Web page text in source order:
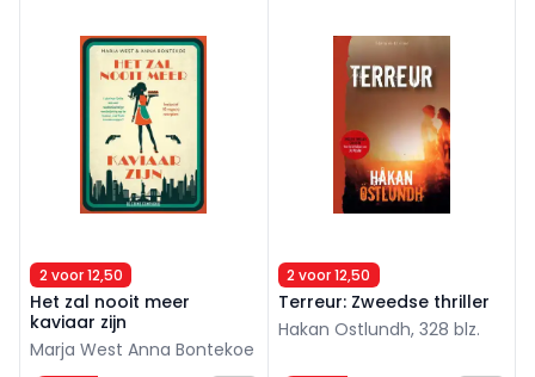
2 voor 12,50
Het zal nooit meer
kaviaar zijn
Marja West Anna Bontekoe
2 voor 12,50
Terreur: Zweedse thriller
Hakan Ostlundh, 328 blz.